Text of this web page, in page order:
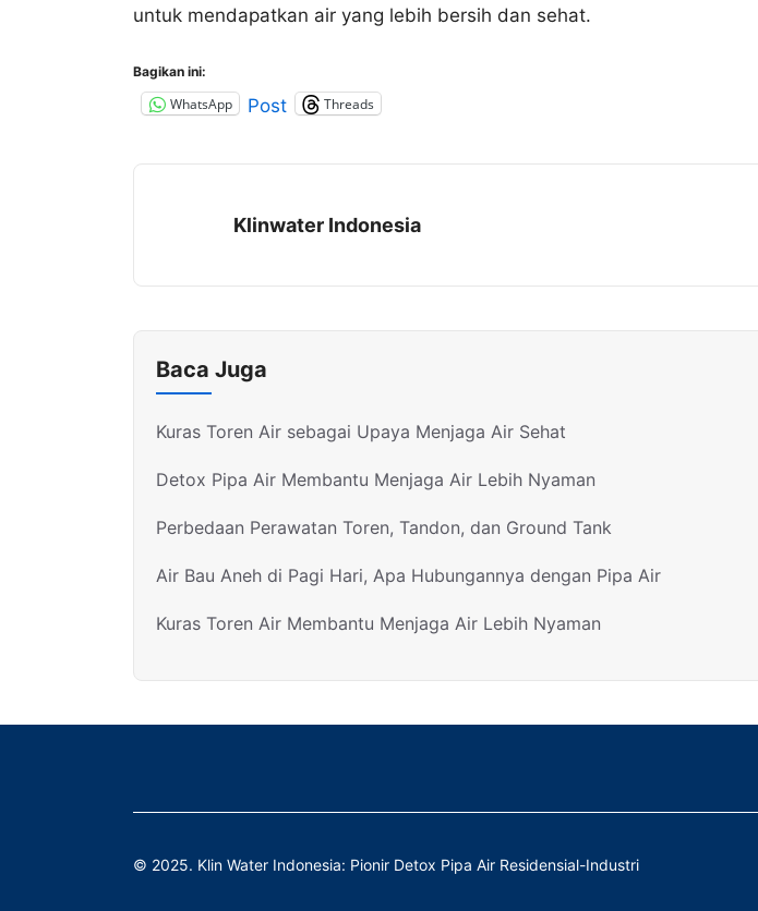
untuk mendapatkan air yang lebih bersih dan sehat.
Bagikan ini:
WhatsApp Post Threads
Klinwater Indonesia
Baca Juga
Kuras Toren Air sebagai Upaya Menjaga Air Sehat
Detox Pipa Air Membantu Menjaga Air Lebih Nyaman
Perbedaan Perawatan Toren, Tandon, dan Ground Tank
Air Bau Aneh di Pagi Hari, Apa Hubungannya dengan Pipa Air
Kuras Toren Air Membantu Menjaga Air Lebih Nyaman
© 2025. Klin Water Indonesia: Pionir Detox Pipa Air Residensial-Industri